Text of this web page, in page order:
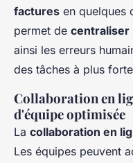
factures en quelques
permet de centraliser
ainsi les erreurs
des tâches à plus
Collaboration en
d'équipe optimisée
La collaboration en
Les équipes peuvent